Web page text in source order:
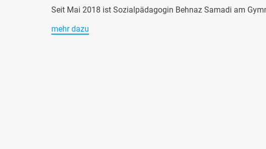
Seit Mai 2018 ist Sozialpädagogin Behnaz Samadi am
mehr dazu